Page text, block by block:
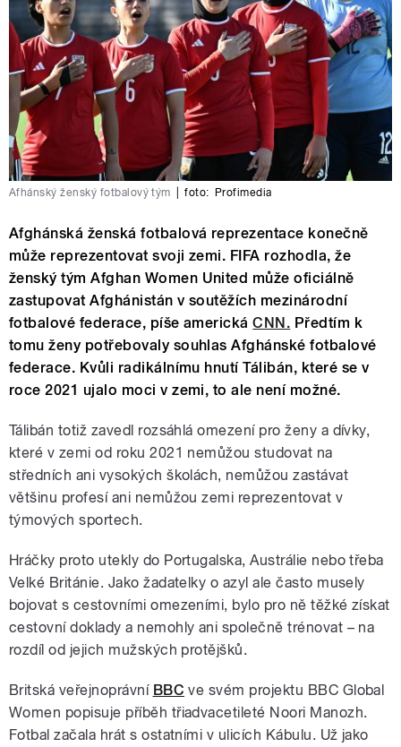
Afhánský ženský fotbalový tým foto: Profimedia
Afghánská ženská fotbalová reprezentace konečně
může reprezentovat svoji zemi. FIFA rozhodla, že
ženský tým Afghan Women United může oficiálně
zastupovat Afghánistán v soutěžích mezinárodní
fotbalové federace, píše americkáCNN. Předtím k
tomu ženy potřebovaly souhlas Afghánské fotbalové
federace. Kvůli radikálnímu hnutí Tálibán, které se v
roce 2021 ujalo moci v zemi, to ale není možné.
Tálibán totiž zavedl rozsáhlá omezení pro ženy a dívky,
které v zemi od roku 2021 nemůžou studovat na
středních ani vysokých školách, nemůžou zastávat
většinu profesí ani nemůžou zemi reprezentovat v
týmových sportech.
Hráčky proto utekly do Portugalska, Austrálie nebo třeba
Velké Británie. Jako žadatelky o azyl ale často musely
bojovat s cestovními omezeními, bylo pro ně těžké získat
cestovní doklady a nemohly ani společně trénovat – na
rozdíl od jejich mužských protějšků.
Britská veřejnoprávní BBC ve svém projektu BBC Global
Women popisuje příběh třiadvacetileté Noori Manozh.
Fotbal začala hrát s ostatními v ulicích Kábulu. Už jako